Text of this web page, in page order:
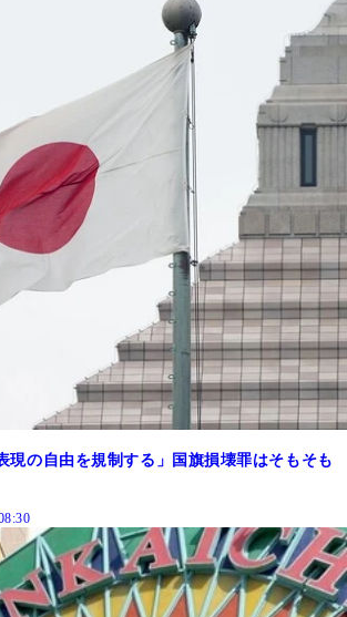
現の自由を規制する」国旗損壊罪はそもそも